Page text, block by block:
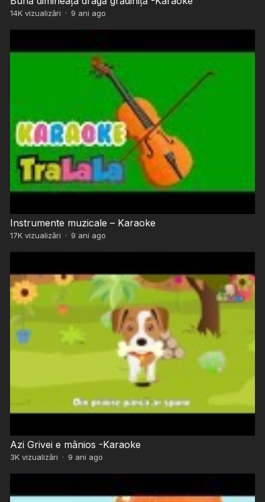
14Kvizualizări · 9 ani ago
Instrumente muzicale – Karaoke
17Kvizualizări · 9 ani ago
Azi Grivei e mânios -Karaoke
3Kvizualizări · 9 ani ago